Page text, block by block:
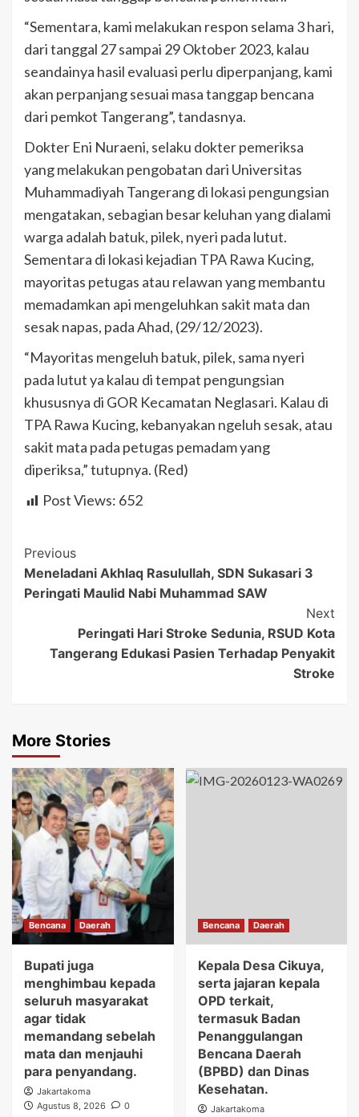
“Sementara, kami melakukan respon selama 3 hari,
dari tanggal 27 sampai 29 Oktober 2023, kalau
seandainya hasil evaluasi perlu diperpanjang, kami
akan perpanjang sesuai masa tanggap bencana
dari pemkot Tangerang”, tandasnya.
Dokter Eni Nuraeni, selaku dokter pemeriksa
yang melakukan pengobatan dari Universitas
Muhammadiyah Tangerang di lokasi pengungsian
mengatakan, sebagian besar keluhan yang dialami
warga adalah batuk, pilek, nyeri pada lutut.
Sementara di lokasi kejadian TPA Rawa Kucing,
mayoritas petugas atau relawan yang membantu
memadamkan api mengeluhkan sakit mata dan
sesak napas, pada Ahad, (29/12/2023).
“Mayoritas mengeluh batuk, pilek, sama nyeri
pada lutut ya kalau di tempat pengungsian
khususnya di GOR Kecamatan Neglasari. Kalau di
TPA Rawa Kucing, kebanyakan ngeluh sesak, atau
sakit mata pada petugas pemadam yang
diperiksa,” tutupnya. (Red)
Post Views: 652
Post
Navigation
Previous
Meneladani Akhlaq Rasulullah, SDN Sukasari 3
Peringati Maulid Nabi Muhammad SAW
Next
Peringati Hari Stroke Sedunia, RSUD Kota
Tangerang Edukasi Pasien Terhadap Penyakit
Stroke
More Stories
Bencana Daerah
Bupati juga
menghimbau kepada
seluruh masyarakat
agar tidak
memandang sebelah
mata dan menjauhi
para penyandang.
Jakartakoma
Agustus 8, 2026
0
Bencana Daerah
Kepala Desa Cikuya,
serta jajaran kepala
OPD terkait,
termasuk Badan
Penanggulangan
Bencana Daerah
(BPBD) dan Dinas
Kesehatan.
Jakartakoma